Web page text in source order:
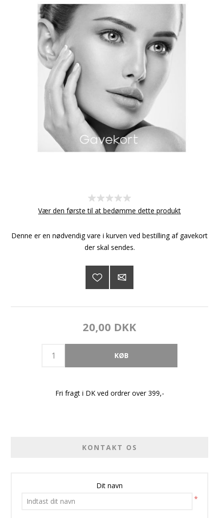
Vær den første til at bedømme dette produkt
Denne er en nødvendig vare i kurven ved bestilling af gavekort
der skal sendes.
20,00 DKK
Fri fragt i DK ved ordrer over 399,-
KONTAKT OS
Dit navn
*